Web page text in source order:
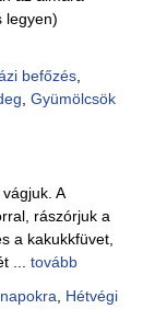
legyen)
befőzés,
Gyümölcsök
A
rászórjuk a
a kakukkfüvet,
... tovább
Hétvégi